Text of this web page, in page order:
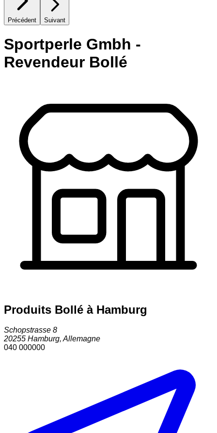
Précédent Suivant
Sportperle Gmbh -
Revendeur Bollé
Produits Bollé à Hamburg
Schopstrasse 8
20255 Hamburg,Allemagne
040 000000